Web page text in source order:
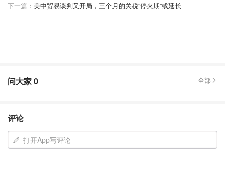
下一篇： 美中贸易谈判又开局，三个月的关税“停火期”或延长
问大家0 全部
评论
打开App写评论